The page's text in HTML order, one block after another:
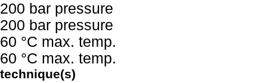
200 bar pressure
200 bar pressure
60 °C max. temp.
60 °C max. temp.
technique(s)